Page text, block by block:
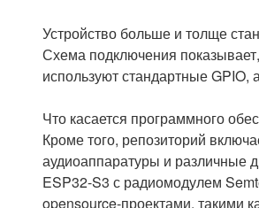
Устройство больше и толще
Схема подключения
используют стандартные GPIO,
Что касается программного
Кроме того, репозиторий
аудиоаппаратуры и различные
ESP32-S3 с радиомодулем
opensource-проектами, такими